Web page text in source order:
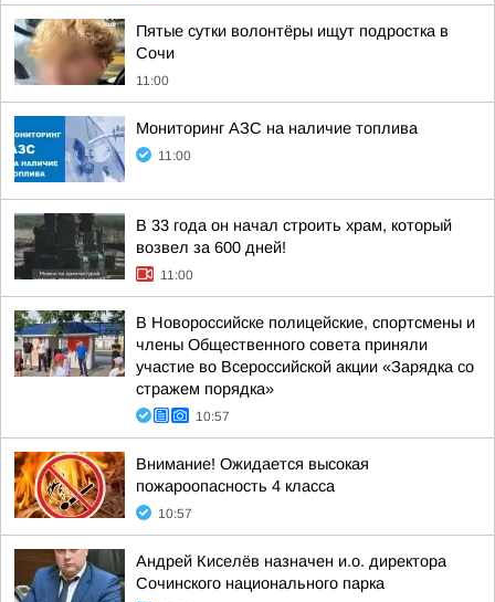
Пятые сутки волонтёры ищут подростка в
Сочи
11:00
Мониторинг АЗС на наличие топлива
11:00
В 33 года он начал строить храм, который
возвел за 600 дней!
11:00
В Новороссийске полицейские, спортсмены и
члены Общественного совета приняли
участие во Всероссийской акции «Зарядка со
стражем порядка»
10:57
Внимание! Ожидается высокая
пожароопасность 4 класса
10:57
Андрей Киселёв назначен и.о. директора
Сочинского национального парка